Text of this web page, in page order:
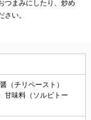
つまみにしたり、炒め
い。
（チリペースト）
甘味料（ソルビトー